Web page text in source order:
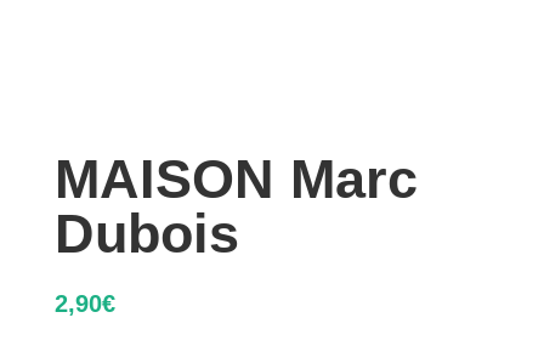
MAISON Marc
Dubois
2,90€